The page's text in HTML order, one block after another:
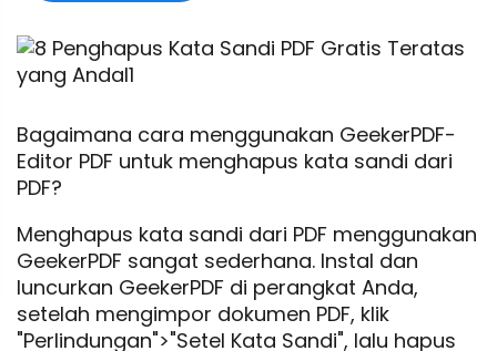
Bagaimana cara menggunakan GeekerPDF-
Editor PDF untuk menghapus kata sandi dari
PDF?
Menghapus kata sandi dari PDF menggunakan
GeekerPDF sangat sederhana. Instal dan
luncurkan GeekerPDF di perangkat Anda,
setelah mengimpor dokumen PDF, klik
"Perlindungan">"Setel Kata Sandi", lalu hapus